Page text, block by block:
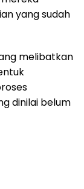
yang sudah
melibatkan
dinilai belum